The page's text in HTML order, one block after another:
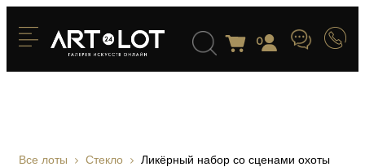
0
Все лоты Стекло Ликёрный набор со сценами охоты